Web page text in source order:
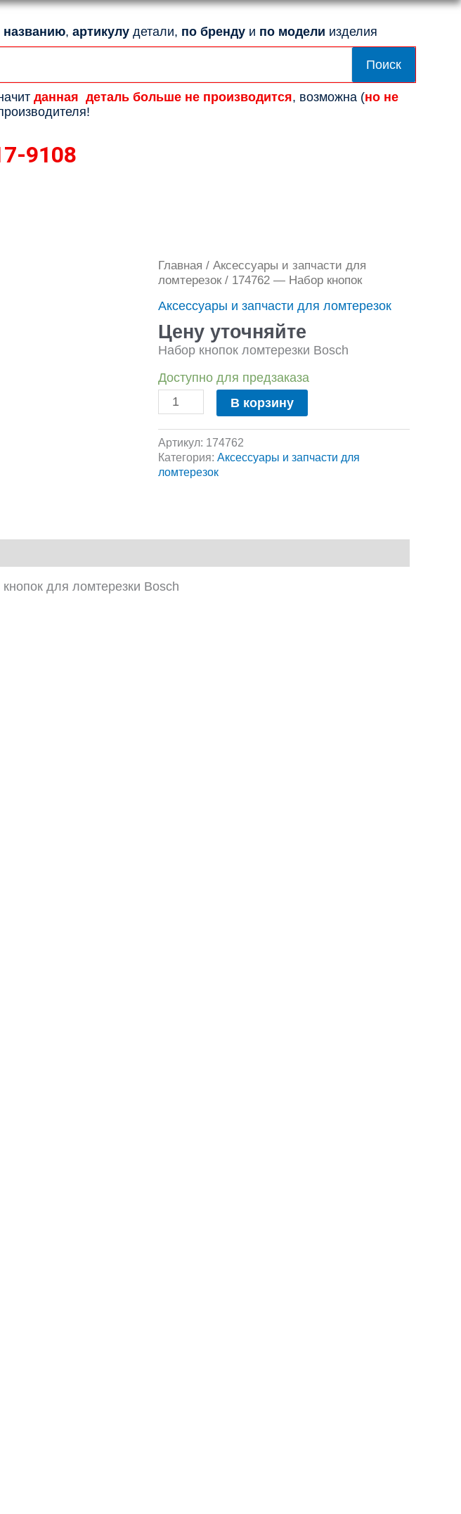
названию, артикулу детали, по бренду и по модели изделия
Поиск
данная деталь больше не производится, возможна (но не
9108
Главная / Аксессуары и запчасти для
ломтерезок/ 174762 — Набор кнопок
Аксессуары и запчасти для ломтерезок
Цену уточняйте
Набор кнопок ломтерезки Bosch
Доступно для предзаказа
Количество
товара
-
Набор
кнопок
В корзину
Артикул: 174762
Категория: Аксессуары и запчасти для
ломтерезок
для ломтерезки Bosch